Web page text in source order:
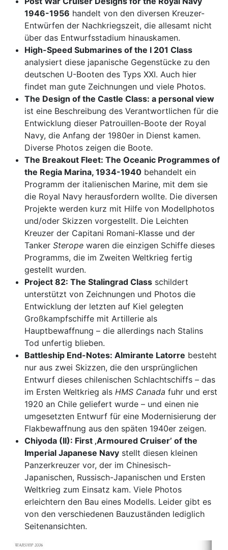
1946-1956 handelt von den diversen Kreuzer-
Entwürfen der Nachkriegszeit, die allesamt nicht
über das Entwurfsstadium hinauskamen.
High-Speed Submarines of the I 201 Class
analysiert diese japanische Gegenstücke zu den
deutschen U-Booten des Typs XXI. Auch hier
findet man gute Zeichnungen und viele Photos.
The Design of the Castle Class: a personal view
ist eine Beschreibung des Verantwortlichen für die
Entwicklung dieser Patrouillen-Boote der Royal
Navy, die Anfang der 1980er in Dienst kamen.
Diverse Photos zeigen die Boote.
The Breakout Fleet: The Oceanic Programmes of
the Regia Marina, 1934-1940 behandelt ein
Programm der italienischen Marine, mit dem sie
die Royal Navy herausfordern wollte. Die diversen
Projekte werden kurz mit Hilfe von Modellphotos
und/oder Skizzen vorgestellt. Die Leichten
Kreuzer der Capitani Romani-Klasse und der
Tanker Sterope waren die einzigen Schiffe dieses
Programms, die im Zweiten Weltkrieg fertig
gestellt wurden.
Project 82: The Stalingrad Class schildert
unterstützt von Zeichnungen und Photos die
Entwicklung der letzten auf Kiel gelegten
Großkampfschiffe mit Artillerie als
Hauptbewaffnung – die allerdings nach Stalins
Tod unfertig blieben.
Battleship End-Notes: Almirante Latorre besteht
nur aus zwei Skizzen, die den ursprünglichen
Entwurf dieses chilenischen Schlachtschiffs – das
im Ersten Weltkrieg als HMS Canada fuhr und erst
1920 an Chile geliefert wurde – und einen nie
umgesetzten Entwurf für eine Modernisierung der
Flakbewaffnung aus den späten 1940er zeigen.
Chiyoda (II): First ‚Armoured Cruiser’ of the
Imperial Japanese Navy stellt diesen kleinen
Panzerkreuzer vor, der im Chinesisch-
Japanischen, Russisch-Japanischen und Ersten
Weltkrieg zum Einsatz kam. Viele Photos
erleichtern den Bau eines Modells. Leider gibt es
von den verschiedenen Bauzuständen lediglich
Seitenansichten.